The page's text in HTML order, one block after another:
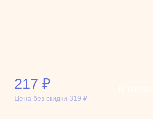
217 ₽
Цена без скидки 319 ₽